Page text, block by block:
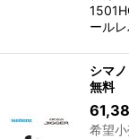
ール
シマ
無料
希望小